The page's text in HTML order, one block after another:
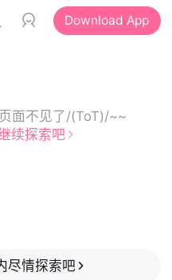
Download App
面不见了/(ToT)/~~
续探索吧
尽情探索吧